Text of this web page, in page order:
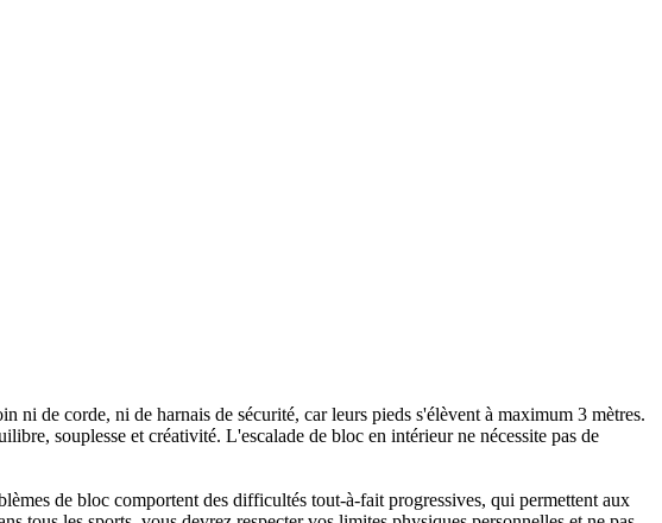
ni de corde, ni de harnais de sécurité, car leurs pieds s'élèvent à maximum 3 mètres.
souplesse et créativité. L'escalade de bloc en intérieur ne nécessite pas de
de bloc comportent des difficultés tout-à-fait progressives, qui permettent aux